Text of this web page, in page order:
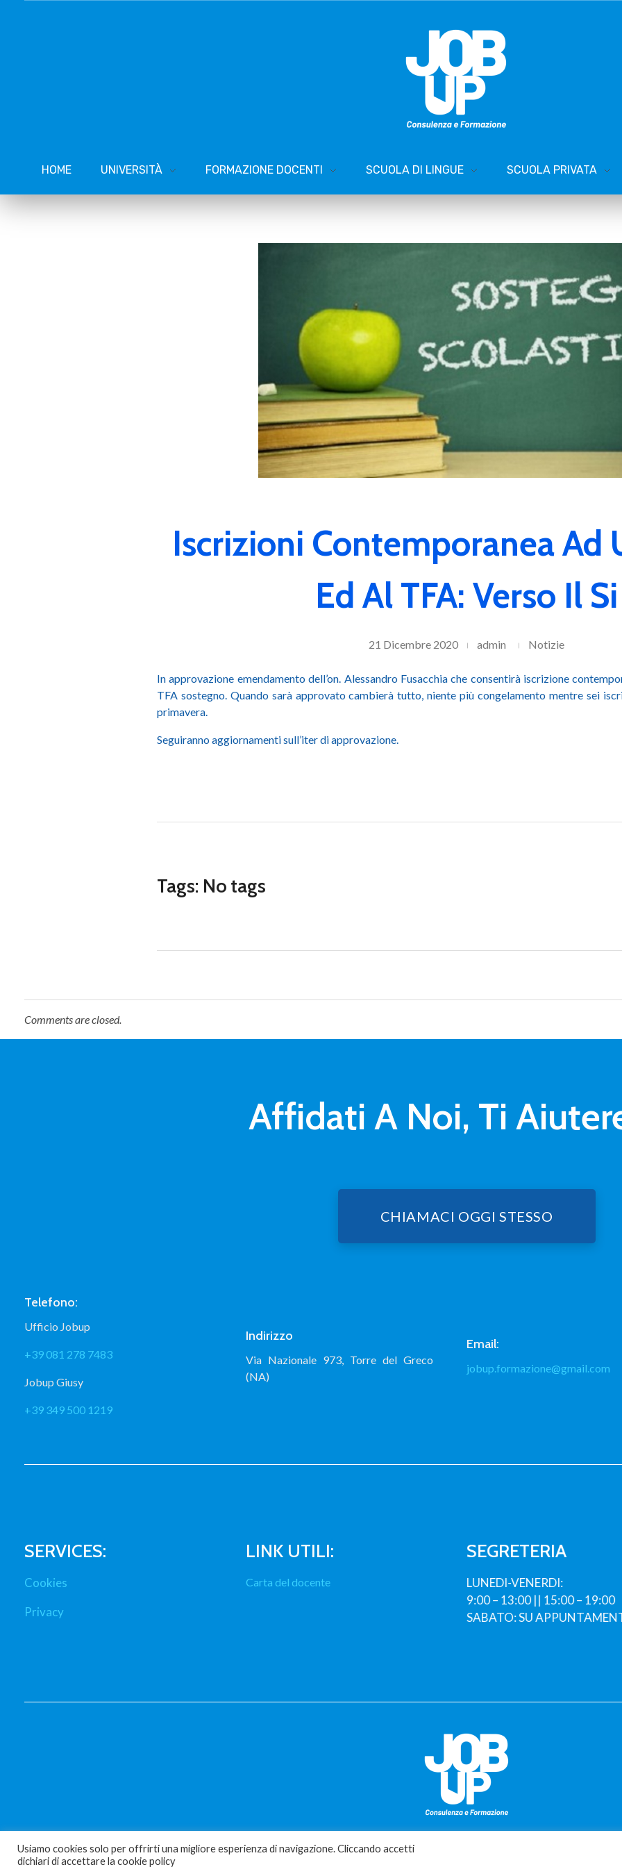
HOME UNIVERSITÀ FORMAZIONE DOCENTI SCUOLA DI LINGUE SCUOLA PRIVATA
Iscrizioni Contemporanea Ad
Ed Al TFA: Verso Il Si
21 Dicembre 2020 admin Notizie
In approvazione emendamento dell’on. Alessandro Fusacchia che consentirà iscrizione
TFA sostegno. Quando sarà approvato cambierà tutto, niente più congelamento mentre sei
primavera.
Seguiranno aggiornamenti sull’iter di approvazione.
Tags: No tags
Comments are closed.
Affidati A Noi, Ti
CHIAMACI OGGI STESSO
Telefono:
Ufficio Jobup
+39 081 278 7483
Jobup Giusy
+39 349 500 1219
Indirizzo
Via Nazionale 973, Torre del Greco
(NA)
Email:
jobup.formazione@gmail.com
SERVICES:
Cookies
Privacy
LINK UTILI:
Carta del docente
SEGRETERIA
LUNEDI-VENERDI:
9:00 – 13:00 || 15:00 – 19:00
SABATO: SU
CONSORZIO FORMAZIONE PARTITA IVA 06045420657
Usiamo cookies solo per offrirti una migliore esperienza di navigazione. Cliccando accetti
dichiari di accettare la cookie policy